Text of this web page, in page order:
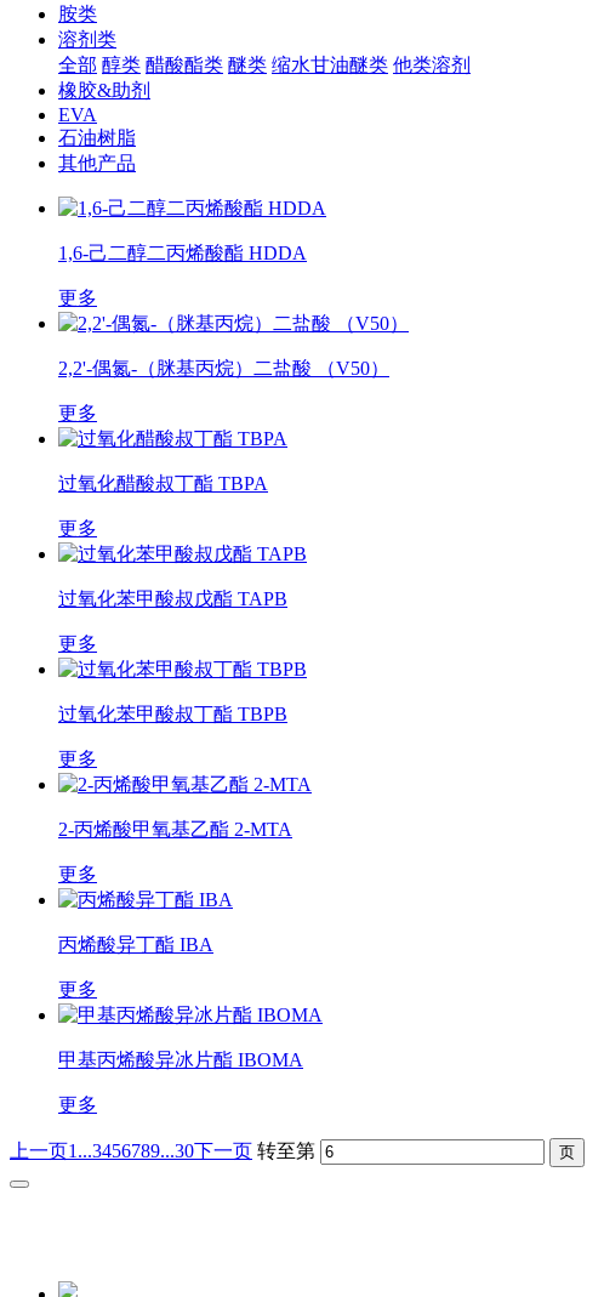
胺类
溶剂类
全部 醇类 醋酸酯类 醚类 缩水甘油醚类 他类溶剂
橡胶&助剂
EVA
石油树脂
其他产品
1,6-己二醇二丙烯酸酯 HDDA
更多
2,2'-偶氮-（脒基丙烷）二盐酸 （V50）
更多
过氧化醋酸叔丁酯 TBPA
更多
过氧化苯甲酸叔戊酯 TAPB
更多
过氧化苯甲酸叔丁酯 TBPB
更多
2-丙烯酸甲氧基乙酯 2-MTA
更多
丙烯酸异丁酯 IBA
更多
甲基丙烯酸异冰片酯 IBOMA
更多
上一页1...3456789...30下一页 转至第